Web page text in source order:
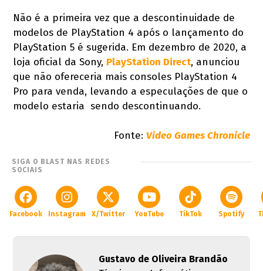
Não é a primeira vez que a descontinuidade de
modelos de PlayStation 4 após o lançamento do
PlayStation 5 é sugerida. Em dezembro de 2020, a
loja oficial da Sony, PlayStation Direct, anunciou
que não ofereceria mais consoles PlayStation 4
Pro para venda, levando a especulações de que o
modelo estaria sendo descontinuando.
Fonte: Video Games Chronicle
SIGA O BLAST NAS REDES
SOCIAIS
Facebook Instagram X/Twitter YouTube TikTok Spotify
Gustavo de Oliveira Brandão